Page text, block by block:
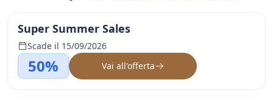
Super Summer Sales
Scade il 15/09/2026
50% Vai all'offerta